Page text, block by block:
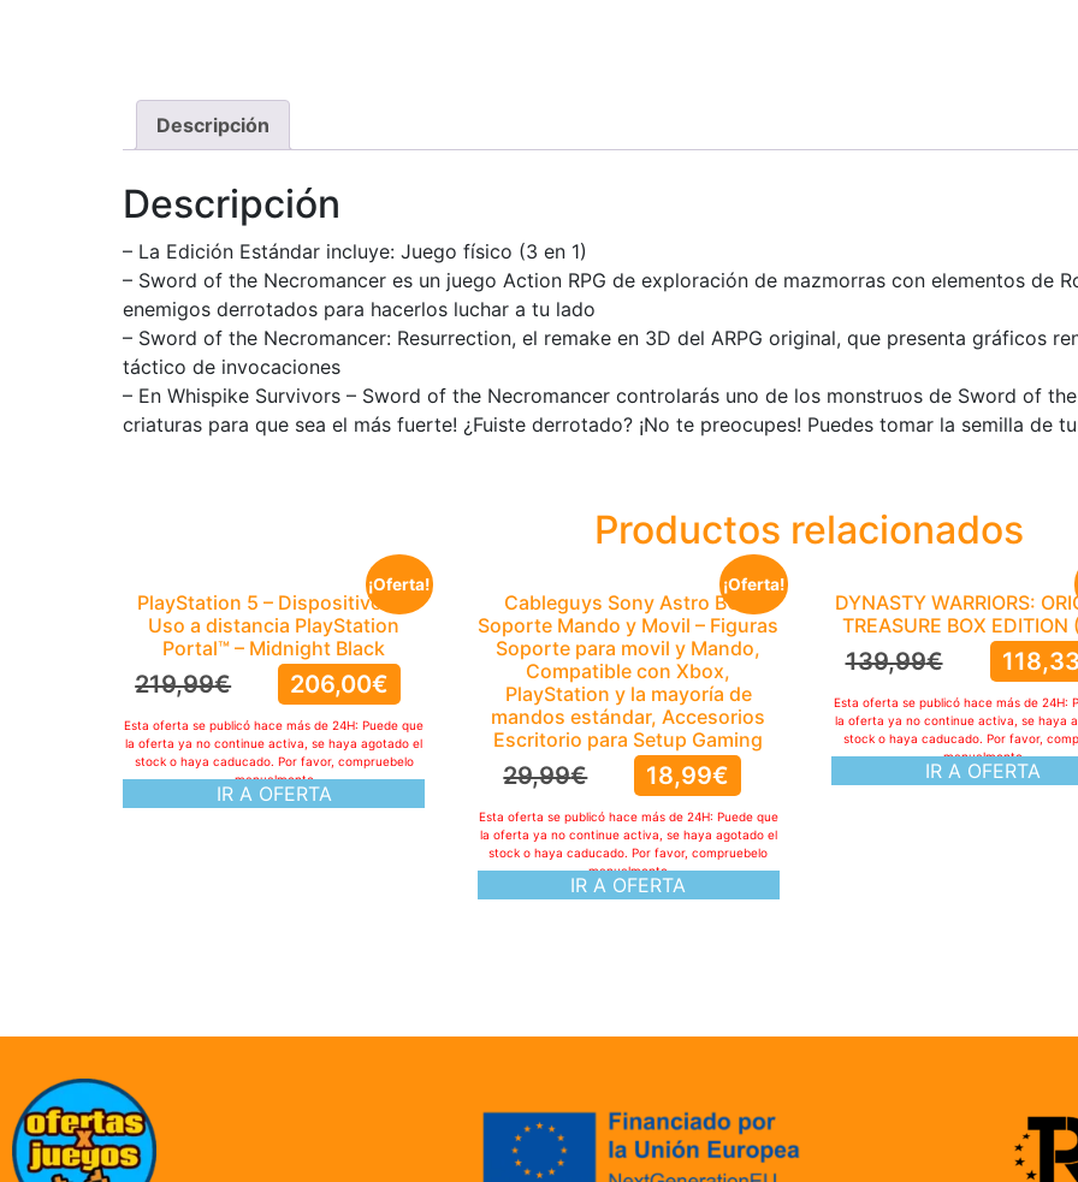
Descripción
Descripción
– La Edición Estándar incluye: Juego físico (3 en 1)
– Sword of the Necromancer es un juego Action RPG de exploración de mazmorras con elementos de
enemigos derrotados para hacerlos luchar a tu lado
– Sword of the Necromancer: Resurrection, el remake en 3D del ARPG original, que presenta gráficos
táctico de invocaciones
– En Whispike Survivors – Sword of the Necromancer controlarás uno de los monstruos de Sword of
criaturas para que sea el más fuerte! ¿Fuiste derrotado? ¡No te preocupes! Puedes tomar la semilla de
Productos relacionados
¡Oferta!
PlayStation 5 – Dispositivo de
Uso a distancia PlayStation
Portal™ – Midnight Black
219,99€ 206,00€
IR A OFERTA
Esta oferta se publicó hace más de 24H: Puede que
la oferta ya no continue activa, se haya agotado el
stock o haya caducado. Por favor, compruebelo
manualmente
¡Oferta!
Cableguys Sony Astro BOT
Soporte Mando y Movil – Figuras
Soporte para movil y Mando,
Compatible con Xbox,
PlayStation y la mayoría de
mandos estándar, Accesorios
Escritorio para Setup Gaming
29,99€ 18,99€
IR A OFERTA
Esta oferta se publicó hace más de 24H: Puede que
la oferta ya no continue activa, se haya agotado el
stock o haya caducado. Por favor, compruebelo
manualmente
DYNASTY WARRIORS:
TREASURE BOX EDITION
139,99€ 118,33
IR A OFERTA
Esta oferta se publicó hace más de 24H:
la oferta ya no continue activa, se haya
stock o haya caducado. Por favor,
manualmente